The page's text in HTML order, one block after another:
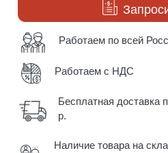
Работаем по всей
Работаем с НДС
Бесплатная доставка
р.
Наличие товара на